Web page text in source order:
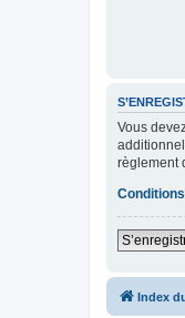
Vous
règlement
Index